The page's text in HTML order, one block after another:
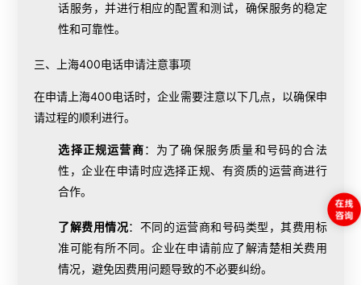
话服务，并进行相应的配置和测试，确保服务的稳定
性和可靠性。
三、上海400电话申请注意事项
在申请上海400电话时，企业需要注意以下几点，以确保申
请过程的顺利进行。
选择正规运营商：为了确保服务质量和号码的合法
性，企业在申请时应选择正规、有资质的运营商进行
合作。
了解费用情况：不同的运营商和号码类型，其费用标
准可能有所不同。企业在申请前应了解清楚相关费用
情况，避免因费用问题导致的不必要纠纷。